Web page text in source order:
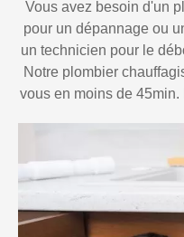
Vous avez besoin d'un
pour un dépannage ou
un technicien pour le
Notre plombier
vous en moins de